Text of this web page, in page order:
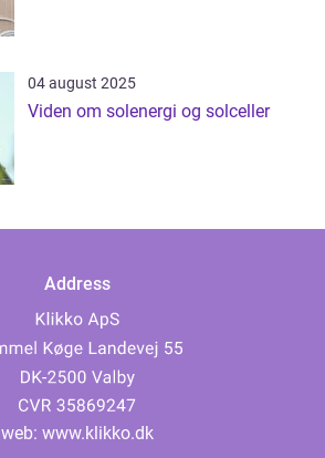
04 august 2025
Viden om solenergi og solceller
Address
web: www.klikko.dk